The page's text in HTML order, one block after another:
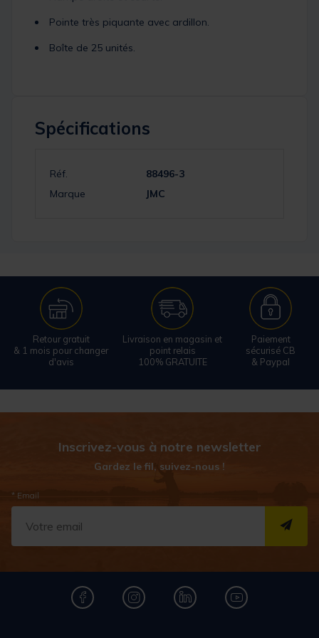
Pointe très piquante avec ardillon.
Boîte de 25 unités.
Spécifications
Réf.
88496-3
Marque
JMC
Retour gratuit
& 1 mois pour changer
d'avis
Livraison en magasin et
point relais
100% GRATUITE
Paiement
sécurisé CB
& Paypal
Inscrivez-vous à notre newsletter
Gardez le fil, suivez-nous !
* Email